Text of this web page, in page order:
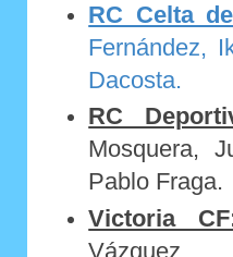
RC Celta
Fernández,
Dacosta.
RC
Mosquera,
Pablo Fraga.
Victoria
Vázquez.